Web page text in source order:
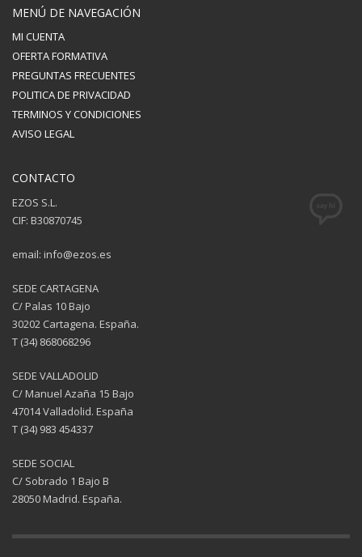
MENÚ DE NAVEGACIÓN
MI CUENTA
OFERTA FORMATIVA
PREGUNTAS FRECUENTES
POLITICA DE PRIVACIDAD
TERMINOS Y CONDICIONES
AVISO LEGAL
CONTACTO
EZOS S.L.
CIF: B30870745
email: info@ezos.es
SEDE CARTAGENA
C/ Palas 10 Bajo
30202 Cartagena. España.
T (34) 868068296
SEDE VALLADOLID
C/ Manuel Azaña 15 Bajo
47014 Valladolid. España
T (34) 983 454337
SEDE SOCIAL
C/ Sobrado 1 Bajo B
28050 Madrid. España.